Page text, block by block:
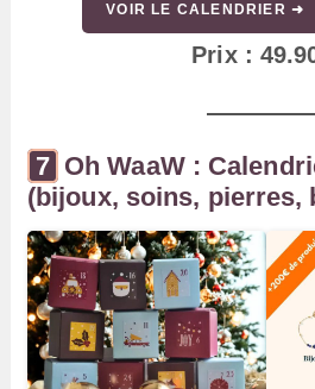
VOIR LE CALENDRIER ➜
Prix :
Oh WaaW :
(bijoux, soins,